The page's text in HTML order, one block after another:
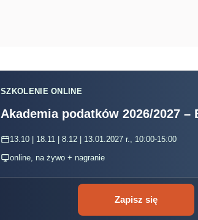
SZKOLENIE ONLINE
Akademia podatków 2026/2027 –
13.10 | 18.11 | 8.12 | 13.01.2027 r., 10:00-15:00
online, na żywo + nagranie
Zapisz się